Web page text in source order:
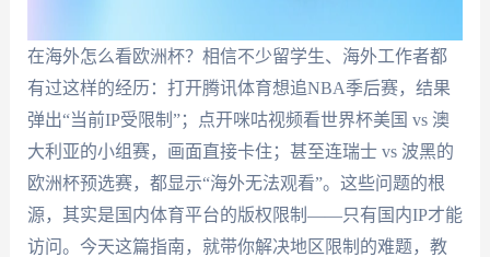
在海外怎么看欧洲杯？相信不少留学生、海外工作者都
有过这样的经历：打开腾讯体育想追NBA季后赛，结果
弹出“当前IP受限制”；点开咪咕视频看世界杯美国 vs 澳
大利亚的小组赛，画面直接卡住；甚至连瑞士 vs 波黑的
欧洲杯预选赛，都显示“海外无法观看”。这些问题的根
源，其实是国内体育平台的版权限制——只有国内IP才能
访问。今天这篇指南，就带你解决地区限制的难题，教